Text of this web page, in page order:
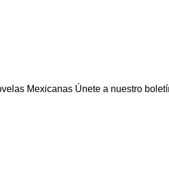
Mexicanas Únete a nuestro